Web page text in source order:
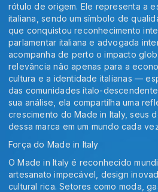
rótulo de origem. Ele representa a
italiana, sendo um símbolo de
que conquistou reconhecimento
parlamentar italiana e advogada
acompanha de perto o impacto
relevância não apenas para a
cultura e a identidade italianas —
das comunidades ítalo-
sua análise, ela compartilha uma
crescimento do Made in Italy, seus
dessa marca em um mundo cada
Força do Made in Italy
O Made in Italy é reconhecido
artesanato impecável, design
cultural rica. Setores como moda,